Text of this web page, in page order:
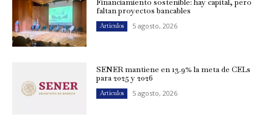
faltan proyectos bancables
Artículos 5 agosto, 2026
SENER mantiene en 13.9% la meta de CELs
para 2025 y 2026
Artículos 5 agosto, 2026